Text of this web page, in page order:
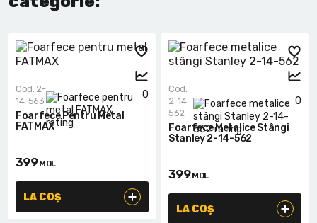
0
Cod: 2-
14-563
Foarfece Pentru Metal
FATMAX
399MDL
LA COȘ
0
Cod:
2-14-
562
Foarfece Metalice Stângi
Stanley 2-14-562
399MDL
LA COȘ